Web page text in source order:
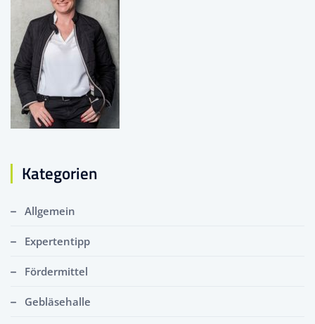
Kategorien
Allgemein
Expertentipp
Fördermittel
Gebläsehalle